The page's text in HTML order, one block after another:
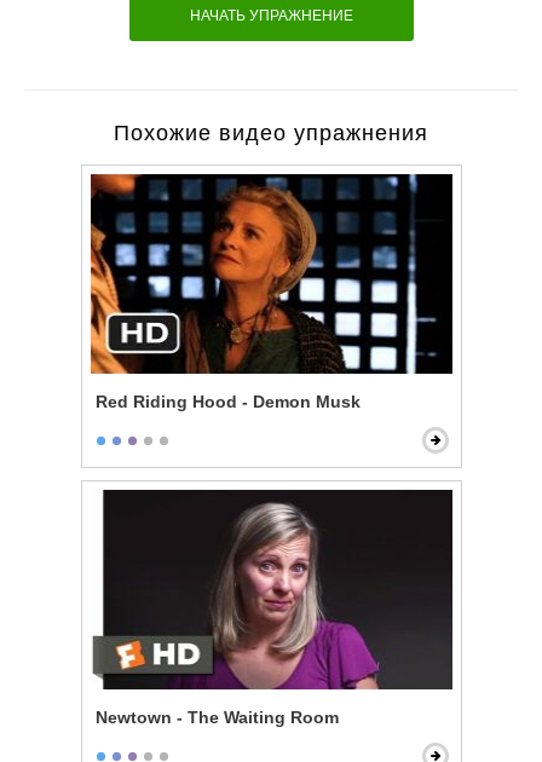
НАЧАТЬ УПРАЖНЕНИЕ
Похожие видео упражнения
Red Riding Hood - Demon Musk
Newtown - The Waiting Room